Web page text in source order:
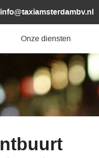
info@taxiamsterdambv.nl
Onze diensten